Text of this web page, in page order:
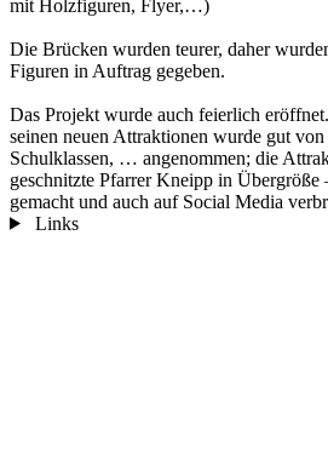
mit Holzfiguren, Flyer,…)
Die Brücken wurden teurer, daher
Figuren in Auftrag gegeben.
Das Projekt wurde auch feierlich
seinen neuen Attraktionen wurde gut
Schulklassen, … angenommen; die
geschnitzte Pfarrer Kneipp in Übergröße
gemacht und auch auf Social Media
Links